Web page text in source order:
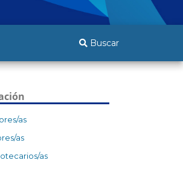
Buscar
as
as
as